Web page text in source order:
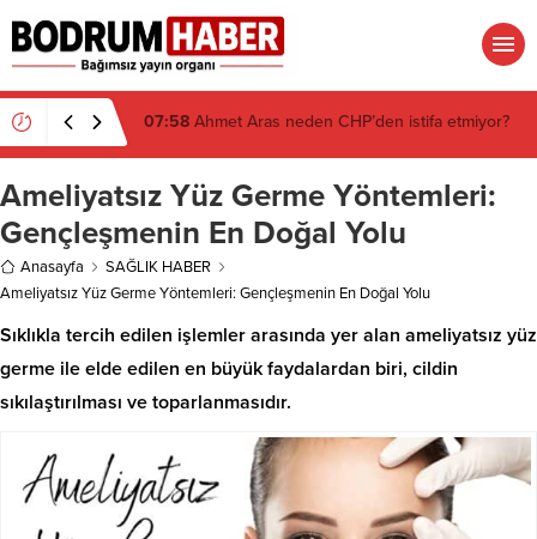
07:26 Muğla’da 2 Milyon 280 Bin TL’lik Akü
Hırsızlığı Zanlısı Yakalandı
Ameliyatsız Yüz Germe Yöntemleri:
Gençleşmenin En Doğal Yolu
Anasayfa
SAĞLIK HABER
Ameliyatsız Yüz Germe Yöntemleri: Gençleşmenin En Doğal Yolu
Sıklıkla tercih edilen işlemler arasında yer alan ameliyatsız yüz
germe ile elde edilen en büyük faydalardan biri, cildin
sıkılaştırılması ve toparlanmasıdır.